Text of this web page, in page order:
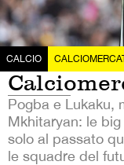
CALCIO
Pogba e Lukaku,
Mkhitaryan: le
solo al passato
le squadre del